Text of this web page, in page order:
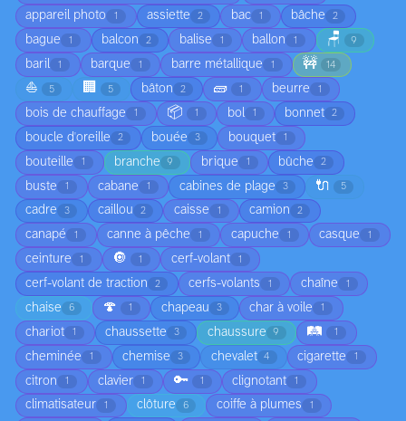
appareil photo 1 assiette 2 bac 1 bâche 2
bague 1 balcon 2 balise 1 ballon 1 🪑 9
baril 1 barque 1 barre métallique 1 🚧 14
⛵ 5 🏢 5 bâton 2 🧱 1 beurre 1
bois de chauffage 1 📦 1 bol 1 bonnet 2
boucle d'oreille 2 bouée 3 bouquet 1
bouteille 1 branche 9 brique 1 bûche 2
buste 1 cabane 1 cabines de plage 3 🔌 5
cadre 3 caillou 2 caisse 1 camion 2
canapé 1 canne à pêche 1 capuche 1 casque 1
ceinture 1 🔘 1 cerf-volant 1
cerf-volant de traction 2 cerfs-volants 1 chaîne 1
chaise 6 🍄 1 chapeau 3 char à voile 1
chariot 1 chaussette 3 chaussure 9 🛤️ 1
cheminée 1 chemise 3 chevalet 4 cigarette 1
citron 1 clavier 1 🔑 1 clignotant 1
climatisateur 1 clôture 6 coiffe à plumes 1